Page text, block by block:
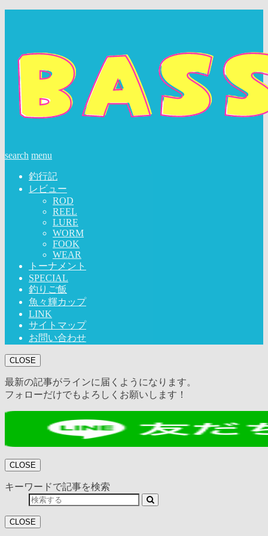
search menu
釣行記
レビュー
ROD
REEL
LURE
WORM
FOOK
WEAR
トーナメント
SPECIAL
釣りご飯
魚々輝カップ
LINK
サイトマップ
お問い合わせ
CLOSE
最新の記事がラインに届くようになります。
フォローだけでもよろしくお願いします！
CLOSE
キーワードで記事を検索
CLOSE